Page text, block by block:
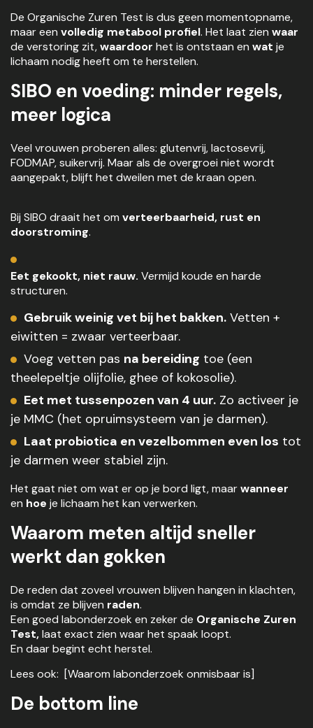
De Organische Zuren Test is dus geen momentopname,
maar een volledig metabool profiel. Het laat zien waar
de verstoring zit,waardoor het is ontstaan en wat je
lichaam nodig heeft om te herstellen.
SIBO en voeding: minder regels,
meer logica
Veel vrouwen proberen alles: glutenvrij, lactosevrij,
FODMAP, suikervrij. Maar als de overgroei niet wordt
aangepakt, blijft het dweilen met de kraan open.
Bij SIBO draait het om verteerbaarheid, rust en
doorstroming.
Eet gekookt, niet rauw. Vermijd koude en harde
structuren.
Gebruik weinig vet bij het bakken. Vetten +
eiwitten = zwaar verteerbaar.
Voeg vetten pas na bereiding toe (een
theelepeltje olijfolie, ghee of kokosolie).
Eet met tussenpozen van 4 uur. Zo activeer je
je MMC (het opruimsysteem van je darmen).
Laat probiotica en vezelbommen even los tot
je darmen weer stabiel zijn.
Het gaat niet om wat er op je bord ligt, maarwanneer
en hoe je lichaam het kan verwerken.
Waarom meten altijd sneller
werkt dan gokken
De reden dat zoveel vrouwen blijven hangen in klachten,
is omdat ze blijven raden.
Een goed labonderzoek en zeker de Organische Zuren
Test,laat exact zien waar het spaak loopt.
En daar begint echt herstel.
Lees ook: [Waarom labonderzoek onmisbaar is]
De bottom line